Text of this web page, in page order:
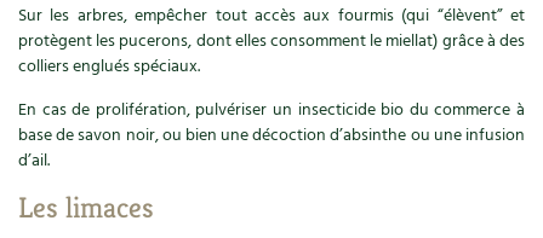
Société, engagement
Cures, régimes
Livres
Le magazine Les 4 saisons
Cartes cadeau
Accès
Séjourner en Trièves
Bricolages au jardin
Outils et ustensiles du jardin
Les chroniques de Marie
Forums
Sur les arbres, empêcher tout accès aux fourmis (qui “élèvent” et
protègent les pucerons, dont elles consomment le miellat) grâce à des
colliers englués spéciaux.
En cas de prolifération, pulvériser un insecticide bio du commerce à
base de savon noir, ou bien une décoction d’absinthe ou une infusion
d’ail.
Les limaces